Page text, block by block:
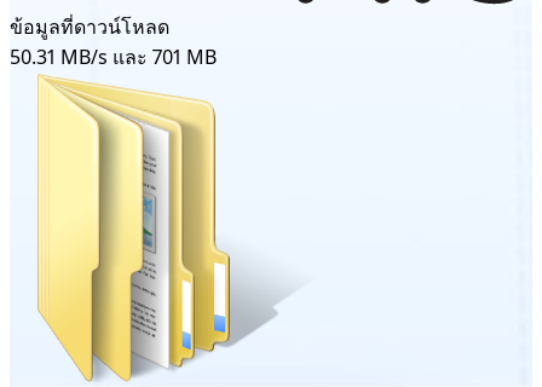
ข้อมูลที่ดาวน์โหลด
50.31 MB/s และ 701 MB